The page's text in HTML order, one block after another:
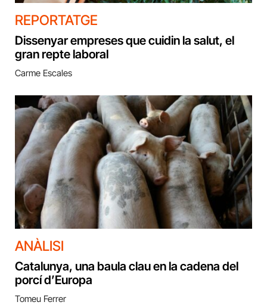
REPORTATGE
Dissenyar empreses que cuidin la salut, el
gran repte laboral
Carme Escales
ANÀLISI
Catalunya, una baula clau en la cadena del
porcí d’Europa
Tomeu Ferrer